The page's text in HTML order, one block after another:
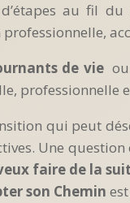
au fil
de vieou
professionnelle
qui peut
Une
faire de la
son Chemin